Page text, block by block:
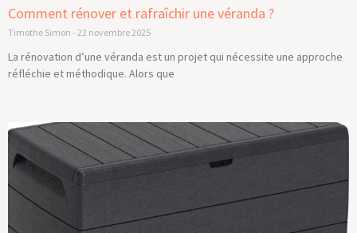
Comment rénover et rafraîchir une véranda ?
Timothe Simon 22 novembre 2025
La rénovation d’une véranda est un projet qui nécessite une approche
réfléchie et méthodique. Alors que